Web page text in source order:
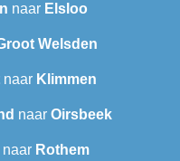
naar Elsloo
Welsden
naar Klimmen
naar Oirsbeek
naar Rothem